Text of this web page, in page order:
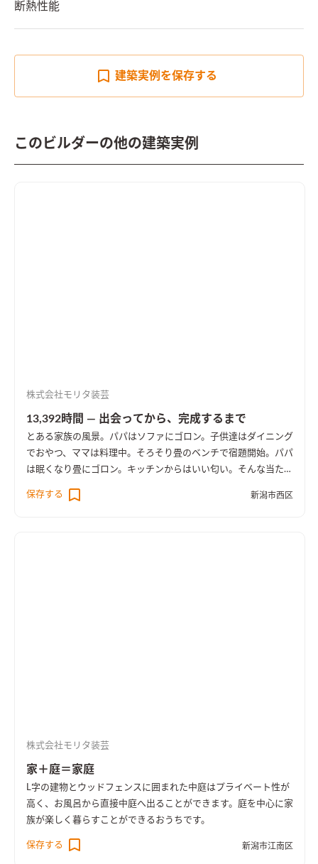
断熱性能
建築実例を保存する
このビルダーの他の建築実例
株式会社モリタ装芸
13,392時間 ― 出会ってから、完成するまで
とある家族の風景。パパはソファにゴロン。子供達はダイニング
でおやつ、ママは料理中。そろそり畳のベンチで宿題開始。パパ
は眠くなり畳にゴロン。キッチンからはいい匂い。そんな当たり
保存する
新潟市西区
株式会社モリタ装芸
家＋庭＝家庭
L字の建物とウッドフェンスに囲まれた中庭はプライベート性が
高く、お風呂から直接中庭へ出ることができます。庭を中心に家
族が楽しく暮らすことができるおうちです。
保存する 新潟市江南区